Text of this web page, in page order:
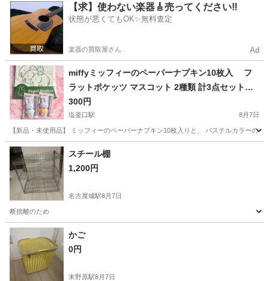
愛知 小牧市 間内駅 家庭用品
【求】使わない楽器🎸売ってください‼️
状態が悪くてもOK✨無料査定
楽器の買取屋さん Ad
miffyミッフィーのペーパーナプキン10枚入 フ
ラットポケッツ マスコット 2種類 計3点セット
300円
塩釜口駅 8月7日
【新品・未使用品】 ミッフィーのペーパーナプキン10枚入りと、 パステルカラー
愛知 名古屋市 塩釜口駅
スチール棚
1,200円
名古屋城駅8月7日
断捨離のため
愛知 名古屋市 かご
0円
末野原駅8月7日